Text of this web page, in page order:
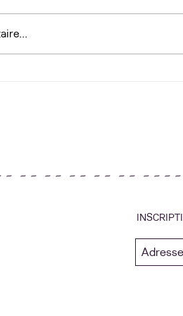
~ ~ ~ ~ ~ ~ ~ ~ ~ ~ ~ ~